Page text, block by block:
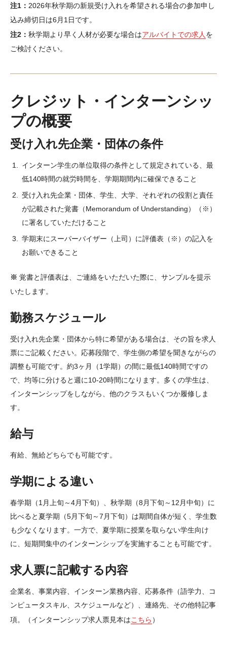
コミュニケーションマネジメント修士（TUJ京都）
アカデミック・イングリッシュ・プログラム
生涯教育プログラム
企業内教育プログラム
現代アジア研究所（英語）
TUJプログラム早見表
サービス・施設
図書館（英語）
就職サポート
アカデミック・アドバイジング・センター（英語）
コンピューターラボ（英語）
カウンセリング・サービス
ティーチング＆ラーニングセンター（英語）
テスティング・サービス
学籍登録部（英語）
障がい学生支援室（英語）
TUJ CARE チーム（英語）
TUJニュース
お知らせ
過去のイベント
交通アクセス（東京）
交通アクセス―ヒルサイドセンター（東京圏）
注1： 2026年秋学期の新規受け入れを希望される場合の参加申し
込み締切日は6月1日です。
注2： 秋学期より早く人材が必要な場合はアルバイトでの求人 を
ご検討ください。
クレジット・インターンシッ
プの概要
受け入れ先企業・団体の条件
インターン学生の単位取得の条件として規定されている、最
低140時間の就労時間を、学期期間内に確保できること
受け入れ先企業・団体、学生、大学、それぞれの役割と責任
が記載された覚書（Memorandum of Understanding）（※）
に署名していただけること
学期末にスーパーバイザー（上司）に評価表（※）の記入を
お願いできること
※ 覚書と評価表は、ご連絡をいただいた際に、サンプルを提示
いたします。
勤務スケジュール
受け入れ先企業・団体から特に希望がある場合は、その旨を求人
票にご記載ください。応募段階で、学生側の希望を聞きながらの
調整も可能です。約3ヶ月（1学期）の間に最低140時間ですの
で、均等に分けると週に10-20時間になります。多くの学生は、
インターンシップをしながら、他のクラスもいくつか履修しま
す。
給与
有給、無給どちらでも可能です。
学期による違い
春学期（1月上旬～4月下旬）、秋学期（8月下旬～12月中旬）に
比べると夏学期（5月下旬～7月下旬）は期間自体が短く、学生数
も少なくなります。一方で、夏学期に授業を取らない学生向け
に、短期間集中のインターンシップを実施することも可能です。
求人票に記載する内容
企業名、事業内容、インターン業務内容、応募条件（語学力、コ
ンピュータスキル、スケジュールなど）、連絡先、その他特記事
項。（インターンシップ求人票見本はこちら ）